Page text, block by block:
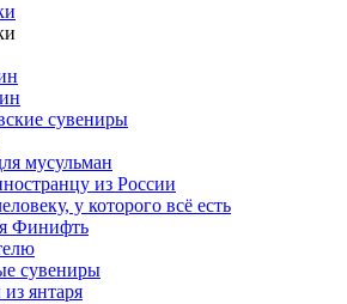
сувениры
мусульман
из России
у которого всё есть
Финифть
сувениры
янтаря